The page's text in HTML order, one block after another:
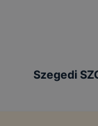
Szegedi